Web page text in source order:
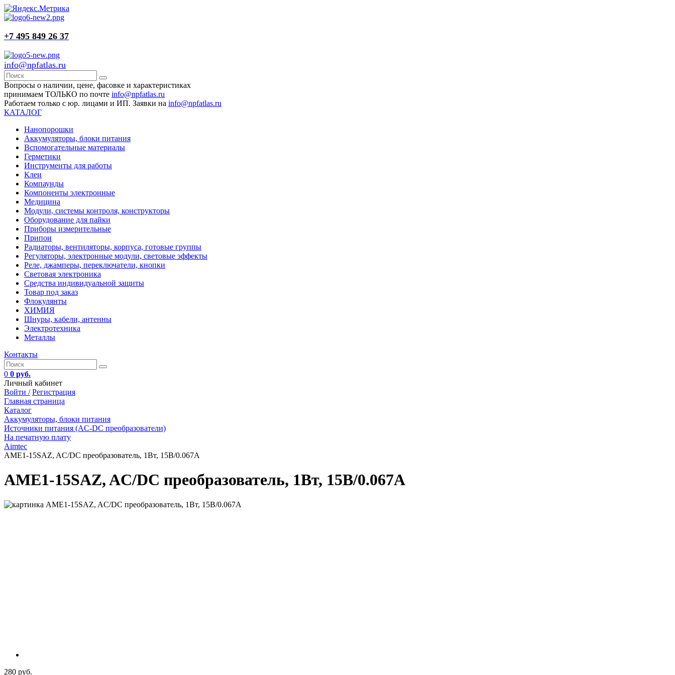
+7 495 849 26 37
info@npfatlas.ru
Вопросы о наличии, цене, фасовке и характеристиках
принимаем ТОЛЬКО по почте info@npfatlas.ru
Работаем только с юр. лицами и ИП. Заявки на info@npfatlas.ru
КАТАЛОГ
Нанопорошки
Аккумуляторы, блоки питания
Вспомогательные материалы
Герметики
Инструменты для работы
Клеи
Компаунды
Компоненты электронные
Медицина
Модули, системы контроля, конструкторы
Оборудование для пайки
Приборы измерительные
Припои
Радиаторы, вентиляторы, корпуса, готовые группы
Регуляторы, электронные модули, световые эффекты
Реле, джамперы, переключатели, кнопки
Световая электроника
Средства индивидуальной защиты
Товар под заказ
Флокулянты
ХИМИЯ
Шнуры, кабели, антенны
Электротехника
Металлы
Контакты
0 0 руб.
Личный кабинет
Войти / Регистрация
Главная страница
Каталог
Аккумуляторы, блоки питания
Источники питания (AC-DC преобразователи)
На печатную плату
Aimtec
AME1-15SAZ, AC/DC преобразователь, 1Вт, 15В/0.067A
AME1-15SAZ, AC/DC преобразователь, 1Вт, 15В/0.067A
280 руб.